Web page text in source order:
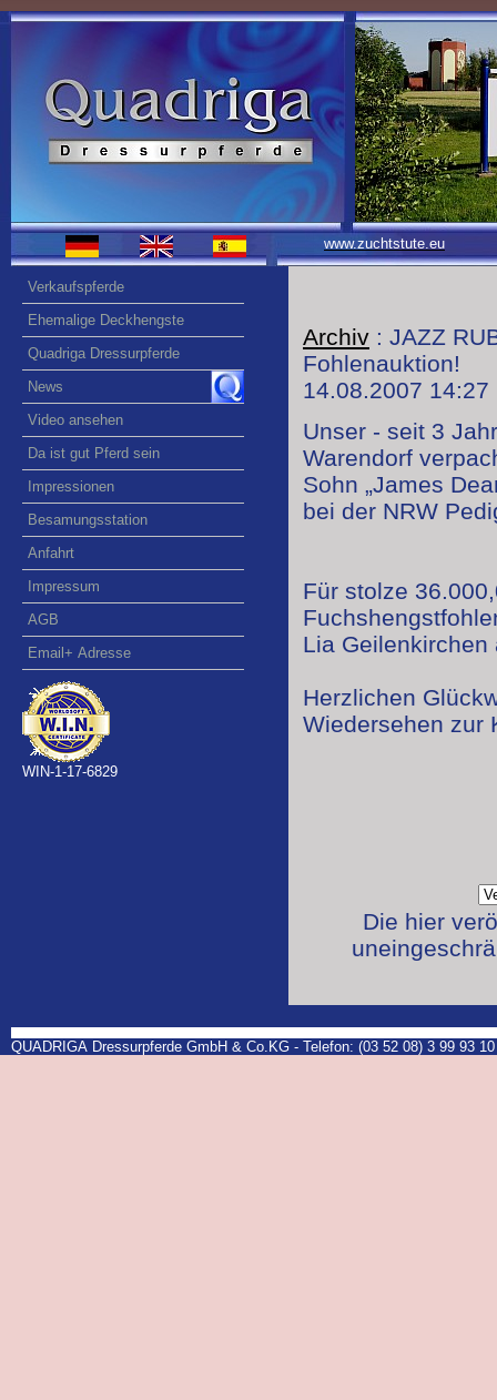
Verkaufspferde
Ehemalige Deckhengste
Quadriga Dressurpferde
News
Video ansehen
Da ist gut Pferd sein
Impressionen
Besamungsstation
Anfahrt
Impressum
AGB
Email+ Adresse
WIN-1-17-6829
www.zuchtstute.eu
Archiv : JAZZ
Fohlenauktion!
14.08.2007 14:27
Unser - seit 3
Warendorf
Sohn „James
bei der NRW
Für stolze
Lia
Herzlichen
Wiedersehen zur
Die hier
QUADRIGA Dressurpferde GmbH & Co.KG - Telefon: (03 52 08) 3 99 93 10